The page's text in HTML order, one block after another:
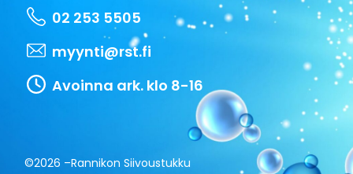
02 253 5505
myynti@rst.fi
Avoinna ark. klo 8-16
©2026 –Rannikon Siivoustukku